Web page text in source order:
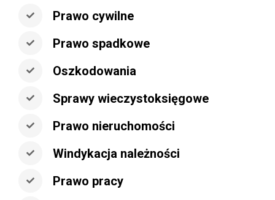
Prawo cywilne
Prawo spadkowe
Oszkodowania
Sprawy wieczystoksięgowe
Prawo nieruchomości
Windykacja należności
Prawo pracy